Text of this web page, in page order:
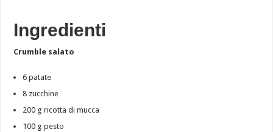
Ingredienti
Crumble salato
6 patate
8 zucchine
200 g ricotta di mucca
100 g pesto